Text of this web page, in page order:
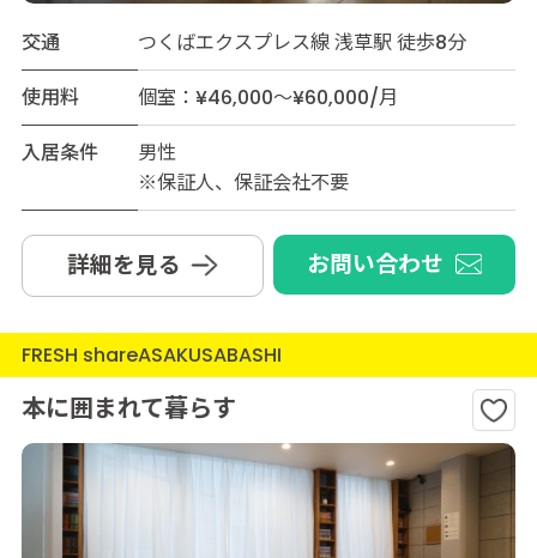
交通
つくばエクスプレス線 浅草駅 徒歩8分
使用料
個室：¥46,000～¥60,000/月
入居条件
男性
※保証人、保証会社不要
詳細を見る お問い合わせ
FRESH shareASAKUSABASHI
本に囲まれて暮らす